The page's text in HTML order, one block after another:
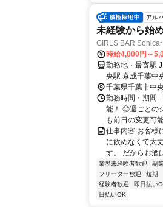
アル
未経験から始
GIRLS BAR
時給4,000円～
勤務地・最寄駅
央駅 京成千葉中
千葉県千葉市中
勤務時間・期間
能！ ◎週ごとの
も前日の変更可
仕事内容 お客様
に飲めなくて大
す。 だからお酒
業界未経験者歓迎 副
フリーター歓迎
短期
経験者歓迎
即日払い
日払いOK